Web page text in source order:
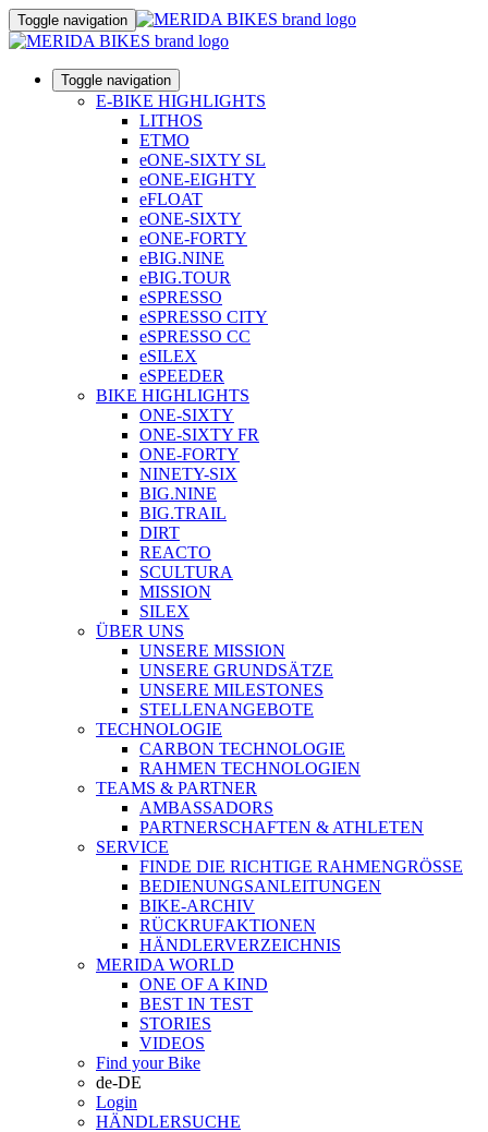
Toggle navigation
Toggle navigation
E-BIKE HIGHLIGHTS
LITHOS
ETMO
eONE-SIXTY SL
eONE-EIGHTY
eFLOAT
eONE-SIXTY
eONE-FORTY
eBIG.NINE
eBIG.TOUR
eSPRESSO
eSPRESSO CITY
eSPRESSO CC
eSILEX
eSPEEDER
BIKE HIGHLIGHTS
ONE-SIXTY
ONE-SIXTY FR
ONE-FORTY
NINETY-SIX
BIG.NINE
BIG.TRAIL
DIRT
REACTO
SCULTURA
MISSION
SILEX
ÜBER UNS
UNSERE MISSION
UNSERE GRUNDSÄTZE
UNSERE MILESTONES
STELLENANGEBOTE
TECHNOLOGIE
CARBON TECHNOLOGIE
RAHMEN TECHNOLOGIEN
TEAMS & PARTNER
AMBASSADORS
PARTNERSCHAFTEN & ATHLETEN
SERVICE
FINDE DIE RICHTIGE RAHMENGRÖSSE
BEDIENUNGSANLEITUNGEN
BIKE-ARCHIV
RÜCKRUFAKTIONEN
HÄNDLERVERZEICHNIS
MERIDA WORLD
ONE OF A KIND
BEST IN TEST
STORIES
VIDEOS
Find your Bike
de-DE
Login
HÄNDLERSUCHE